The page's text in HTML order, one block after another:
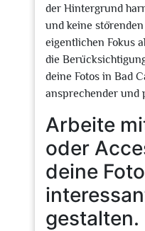
der Hintergrund
und keine
eigentlichen Fokus
die
deine Fotos in Bad
ansprechender und
Arbeite
oder
deine
gestalten.